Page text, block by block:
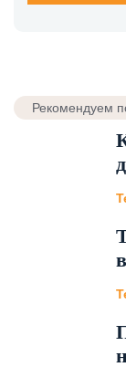
Рекомендуем